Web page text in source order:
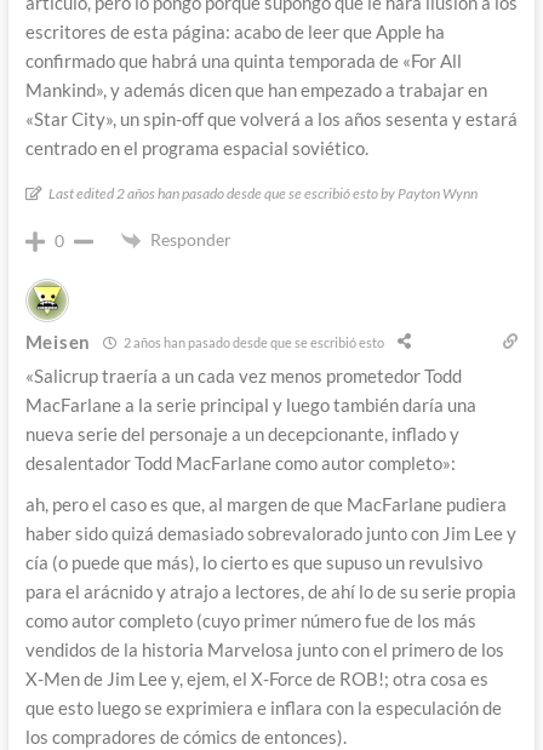
escritores de esta página: acabo de leer que Apple ha
confirmado que habrá una quinta temporada de «For All
Mankind», y además dicen que han empezado a trabajar en
«Star City», un spin-off que volverá a los años sesenta y estará
centrado en el programa espacial soviético.
Last edited 2 años han pasado desde que se escribió esto by Payton Wynn
0 Responder
Meisen 2 años han pasado desde que se escribió esto
«Salicrup traería a un cada vez menos prometedor Todd
MacFarlane a la serie principal y luego también daría una
nueva serie del personaje a un decepcionante, inflado y
desalentador Todd MacFarlane como autor completo»:
ah, pero el caso es que, al margen de que MacFarlane pudiera
haber sido quizá demasiado sobrevalorado junto con Jim Lee y
cía (o puede que más), lo cierto es que supuso un revulsivo
para el arácnido y atrajo a lectores, de ahí lo de su serie propia
como autor completo (cuyo primer número fue de los más
vendidos de la historia Marvelosa junto con el primero de los
X-Men de Jim Lee y, ejem, el X-Force de ROB!; otra cosa es
que esto luego se exprimiera e inflara con la especulación de
los compradores de cómics de entonces).